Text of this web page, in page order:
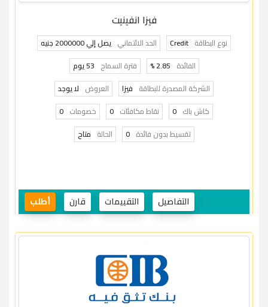
فيزا انفينيت
نوع البطاقة Credit الحد الائتماني يصل إلي 2000000 جنيه
الفائدة 2.85 % فترة السماح 53 يوم
الشركة المصدرة للبطاقة فيزا العروض لا يوجد
كاش باك 0 نقاط مكافئات 0 خصومات 0
تقسيط بدون فائدة 0 الحالة متاح
التفاصيل التقييمات قارن أطلب